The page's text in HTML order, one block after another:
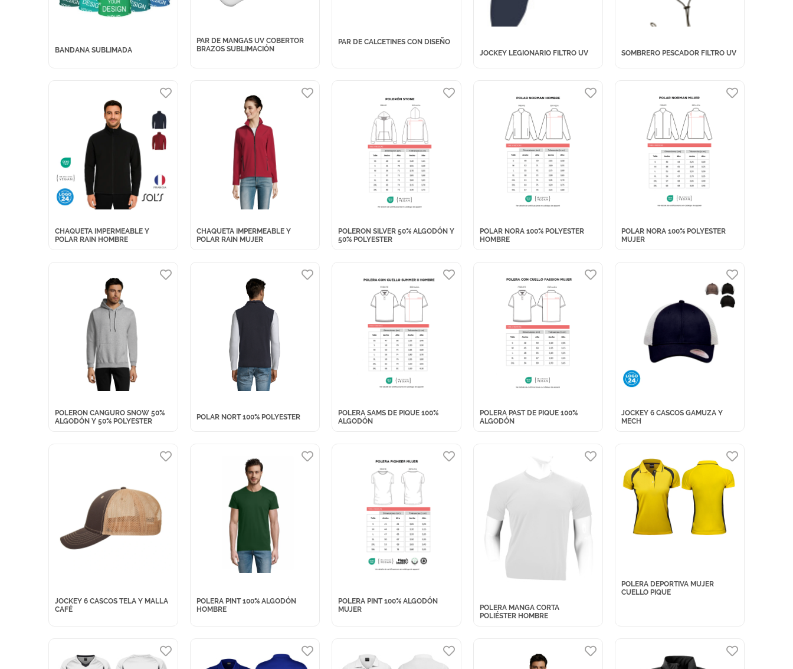
BANDANA SUBLIMADA
PAR DE MANGAS UV COBERTOR
BRAZOS SUBLIMACIÓN
PAR DE CALCETINES CON DISEÑO
JOCKEY LEGIONARIO FILTRO UV
SOMBRERO PESCADOR FILTRO UV
CHAQUETA IMPERMEABLE Y
POLAR RAIN HOMBRE
CHAQUETA IMPERMEABLE Y
POLAR RAIN MUJER
POLERON SILVER 50% ALGODÓN Y
50% POLYESTER
POLAR NORA 100% POLYESTER
HOMBRE
POLAR NORA 100% POLYESTER
MUJER
POLERON CANGURO SNOW 50%
ALGODÓN Y 50% POLYESTER
POLAR NORT 100% POLYESTER
POLERA SAMS DE PIQUE 100%
ALGODÓN
POLERA PAST DE PIQUE 100%
ALGODÓN
JOCKEY 6 CASCOS GAMUZA Y
MECH
JOCKEY 6 CASCOS TELA Y MALLA
CAFÉ
POLERA PINT 100% ALGODÓN
HOMBRE
POLERA PINT 100% ALGODÓN
MUJER
POLERA MANGA CORTA
POLIÉSTER HOMBRE
POLERA DEPORTIVA MUJER
CUELLO PIQUE